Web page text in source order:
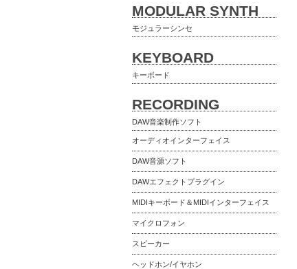
MODULAR SYNTH
モジュラーシンセ
KEYBOARD
キーボード
RECORDING
DAW音楽制作ソフト
オーディオインターフェイス
DAW音源ソフト
DAWエフェクトプラグイン
MIDIキーボード＆MIDIインターフェイス
マイクロフォン
スピーカー
ヘッドホン/イヤホン